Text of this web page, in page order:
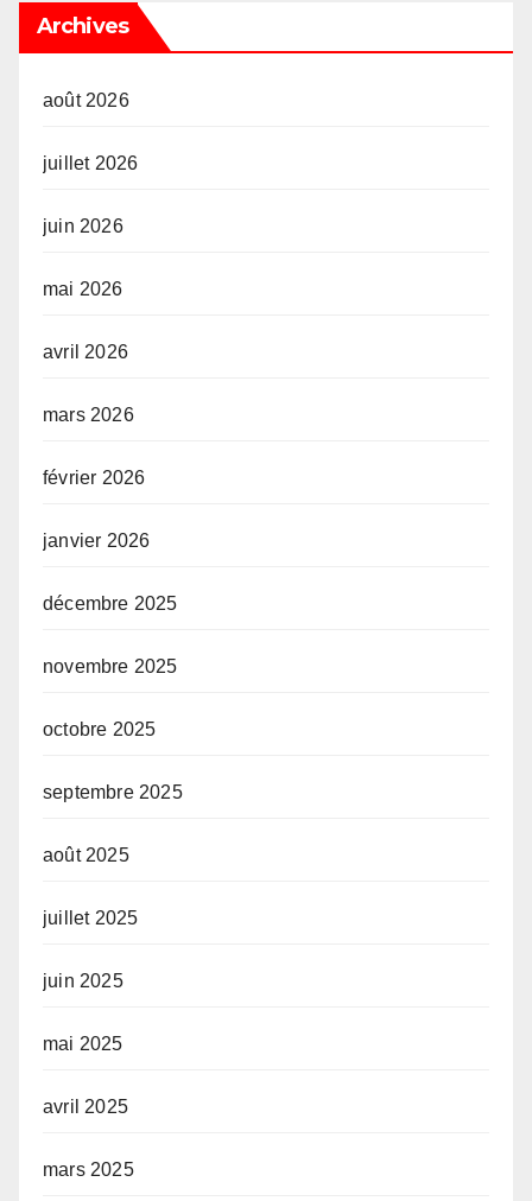
Archives
août 2026
juillet 2026
juin 2026
mai 2026
avril 2026
mars 2026
février 2026
janvier 2026
décembre 2025
novembre 2025
octobre 2025
septembre 2025
août 2025
juillet 2025
juin 2025
mai 2025
avril 2025
mars 2025